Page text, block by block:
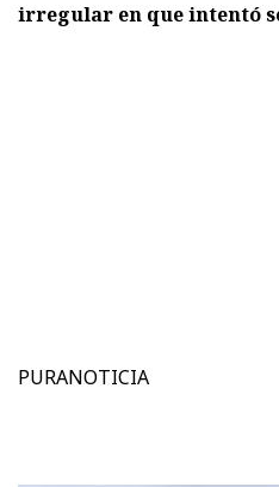
irregular en que intentó
PURANOTICIA